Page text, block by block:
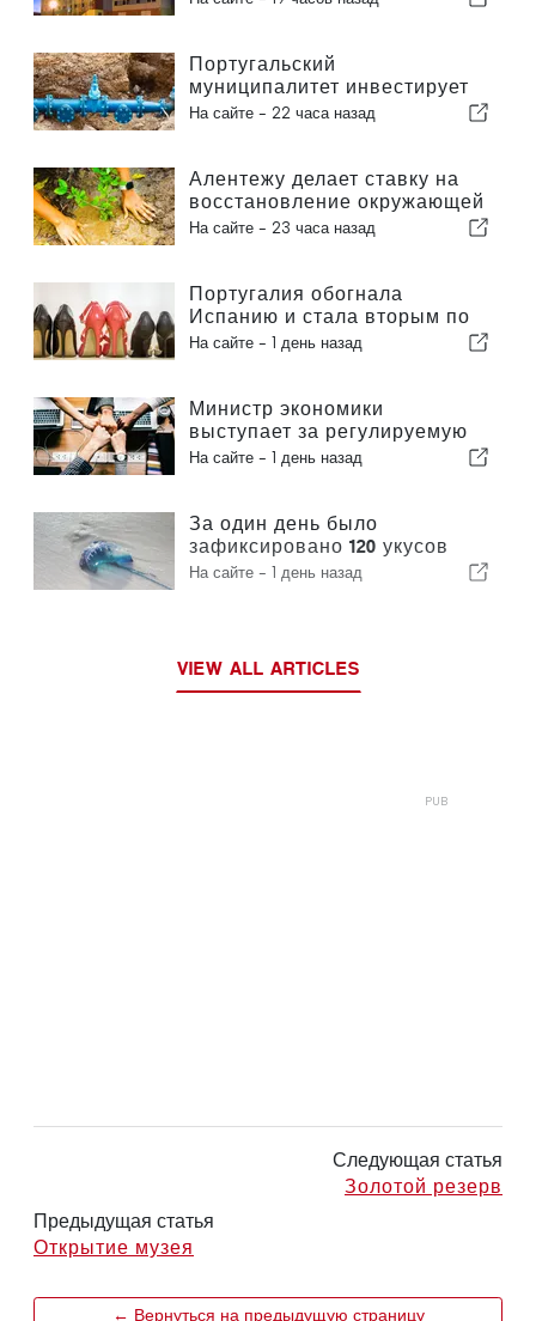
Португальский
муниципалитет инвестирует
более 190 000 евро в систему
На сайте - 22 часа назад
Алентежу делает ставку на
восстановление окружающей
среды за счет европейских
На сайте - 23 часа назад
Португалия обогнала
Испанию и стала вторым по
величине производителем
На сайте - 1 день назад
Министр экономики
выступает за регулируемую
интеграцию и гарантирует
На сайте - 1 день назад
За один день было
зафиксировано 120 укусов
португальского кораблика
На сайте - 1 день назад
VIEW ALL ARTICLES
Следующая статья
Золотой резерв
Предыдущая статья
Открытие музея
← Вернуться на предыдущую страницу